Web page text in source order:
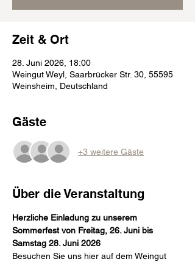
Zeit & Ort
28. Juni 2026, 18:00
Weingut Weyl, Saarbrücker Str. 30, 55595
Weinsheim, Deutschland
Gäste
+3 weitere Gäste
Über die Veranstaltung
Herzliche Einladung zu unserem
Sommerfest von Freitag, 26. Juni bis
Samstag 28. Juni 2026
Besuchen Sie uns hier auf dem Weingut